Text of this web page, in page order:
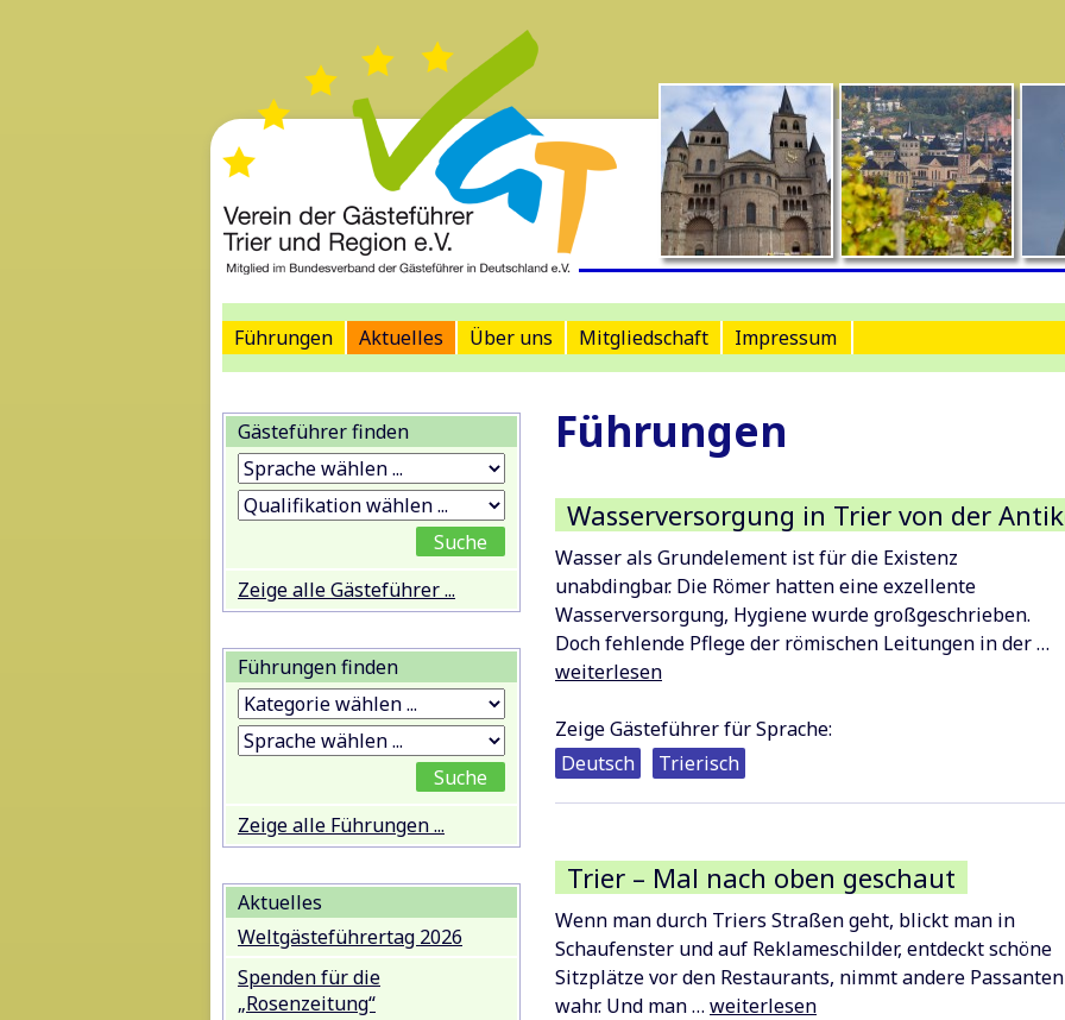
Führungen Aktuelles Über uns Mitgliedschaft Impressum
Führungen
Wasserversorgung in Trier von der
Wasser als Grundelement ist für die Existenz
unabdingbar. Die Römer hatten eine exzellente
Wasserversorgung, Hygiene wurde großgeschrieben.
Doch fehlende Pflege der römischen Leitungen in der …
weiterlesen
Zeige Gästeführer für Sprache:
Deutsch
Trierisch
Trier – Mal nach oben geschaut
Wenn man durch Triers Straßen geht, blickt man in
Schaufenster und auf Reklameschilder, entdeckt schöne
Sitzplätze vor den Restaurants, nimmt andere Passanten
wahr. Und man … Trier
weiterlesen
Gästeführer finden
Zeige alle Gästeführer ...
Führungen finden
Zeige alle Führungen ...
Aktuelles
Weltgästeführertag 2026
Spenden für die
„Rosenzeitung“